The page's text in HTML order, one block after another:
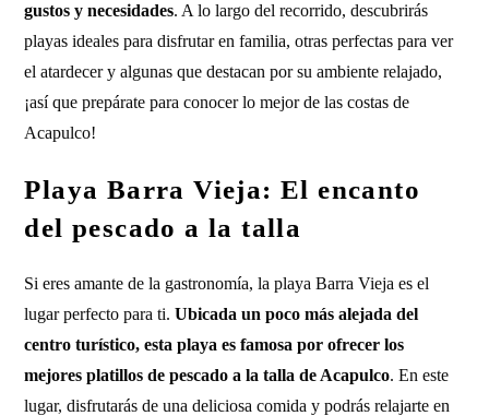
gustos y necesidades. A lo largo del recorrido, descubrirás
playas ideales para disfrutar en familia, otras perfectas para ver
el atardecer y algunas que destacan por su ambiente relajado,
¡así que prepárate para conocer lo mejor de las costas de
Acapulco!
Playa Barra Vieja: El encanto
del pescado a la talla
Si eres amante de la gastronomía, la playa Barra Vieja es el
lugar perfecto para ti.Ubicada un poco más alejada del
centro turístico, esta playa es famosa por ofrecer los
mejores platillos de pescado a la talla de Acapulco. En este
lugar, disfrutarás de una deliciosa comida y podrás relajarte en